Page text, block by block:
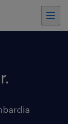
.